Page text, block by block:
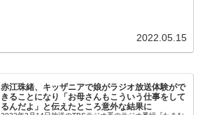
2022.05.15
赤江珠緒、キッザニアで娘がラジオ放送体験がで
きることになり「お母さんもこういう仕事をして
るんだよ」と伝えたところ意外な結果に